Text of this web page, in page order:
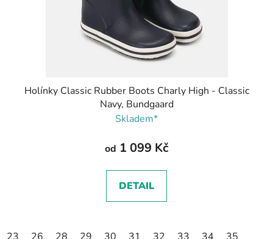
Holínky Classic Rubber Boots Charly High - Classic
Navy, Bundgaard
Skladem*
od 1 099 Kč
DETAIL